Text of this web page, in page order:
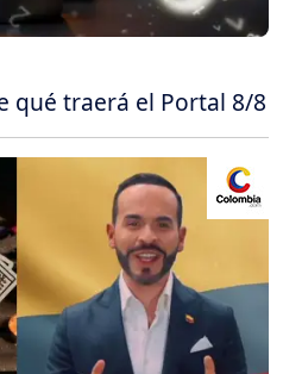
qué traerá el Portal 8/8